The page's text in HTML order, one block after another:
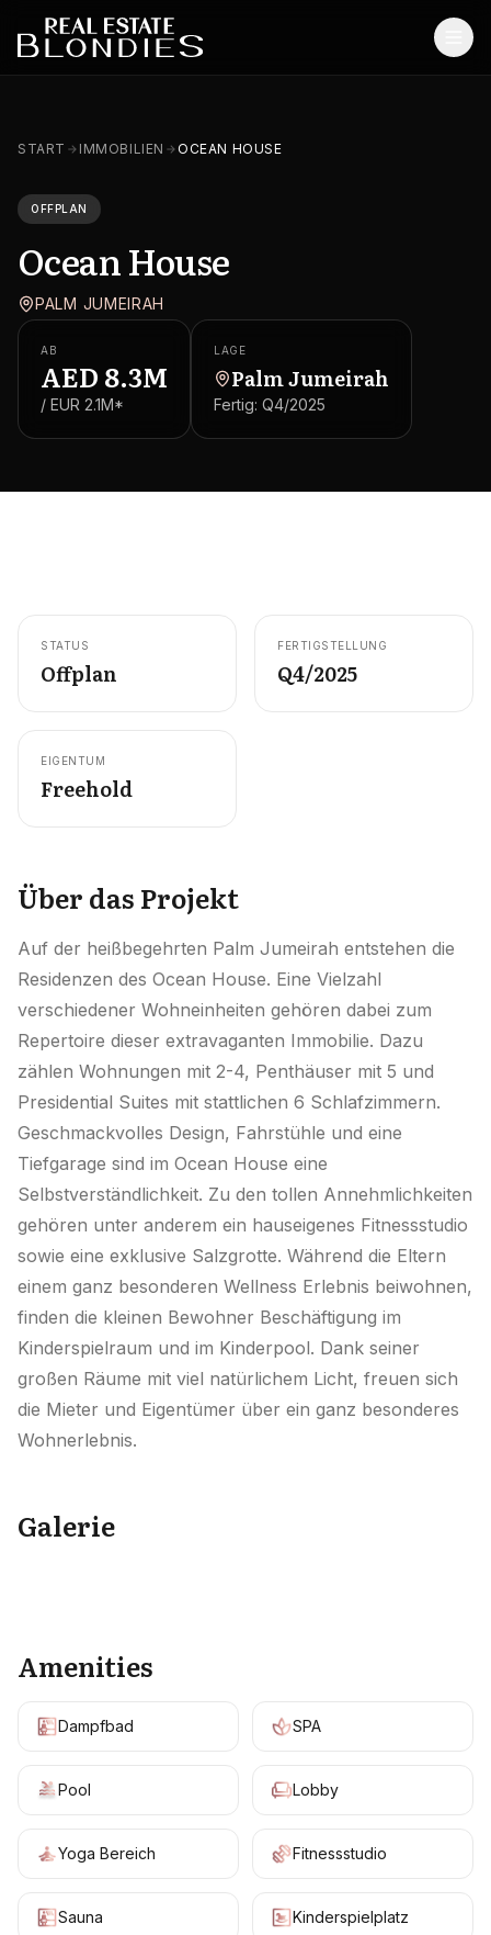
Off-Plan Projekte
Off-Plan Resale
Bestandsimmobilien
Dienstleistungen
SONSTIGES
DE KONTAKT
START IMMOBILIEN OCEAN HOUSE
OFFPLAN
Ocean House
PALM JUMEIRAH
AB
AED 8.3M
/ EUR 2.1M*
LAGE
Palm Jumeirah
Fertig: Q4/2025
STATUS
Offplan
FERTIGSTELLUNG
Q4/2025
EIGENTUM
Freehold
Über das Projekt
Auf der heißbegehrten Palm Jumeirah entstehen die
Residenzen des Ocean House. Eine Vielzahl
verschiedener Wohneinheiten gehören dabei zum
Repertoire dieser extravaganten Immobilie. Dazu
zählen Wohnungen mit 2-4, Penthäuser mit 5 und
Presidential Suites mit stattlichen 6 Schlafzimmern.
Geschmackvolles Design, Fahrstühle und eine
Tiefgarage sind im Ocean House eine
Selbstverständlichkeit. Zu den tollen Annehmlichkeiten
gehören unter anderem ein hauseigenes Fitnessstudio
sowie eine exklusive Salzgrotte. Während die Eltern
einem ganz besonderen Wellness Erlebnis beiwohnen,
finden die kleinen Bewohner Beschäftigung im
Kinderspielraum und im Kinderpool. Dank seiner
großen Räume mit viel natürlichem Licht, freuen sich
die Mieter und Eigentümer über ein ganz besonderes
Wohnerlebnis.
Galerie
Amenities
Dampfbad SPA
Pool Lobby
Yoga Bereich Fitnessstudio
Sauna Kinderspielplatz